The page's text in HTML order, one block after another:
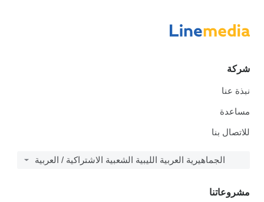
شركة
نبذة عنا
مساعدة
للاتصال بنا
الجماهيرية العربية الليبية الشعبية الاشتراكية / العربية
مشروعاتنا